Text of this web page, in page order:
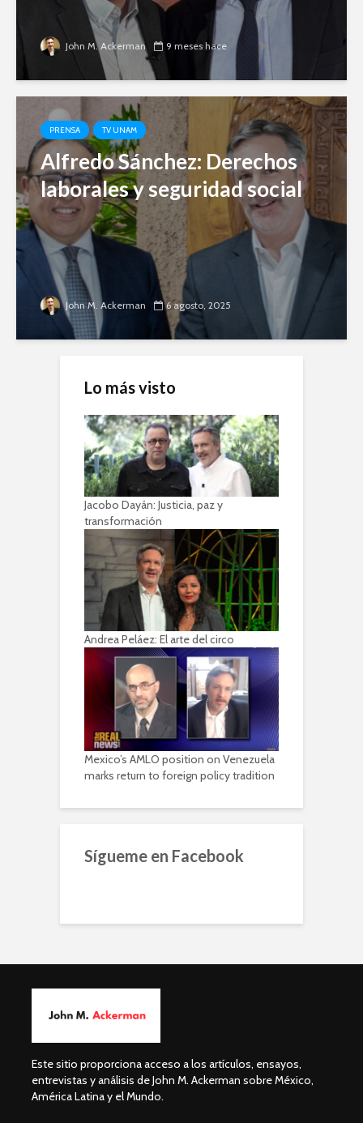
John M. Ackerman 9 meses hace
PRENSA TV UNAM
Alfredo Sánchez: Derechos
laborales y seguridad social
John M. Ackerman 6 agosto, 2025
Lo más visto
Jacobo Dayán: Justicia, paz y
transformación
Andrea Peláez: El arte del circo
Mexico’s AMLO position on Venezuela
marks return to foreign policy tradition
Sígueme en Facebook
Este sitio proporciona acceso a los artículos, ensayos,
entrevistas y análisis de John M. Ackerman sobre México,
América Latina y el Mundo.